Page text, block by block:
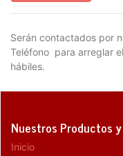
Serán contactados por
Teléfono para arreglar
hábiles.
Nuestros Productos
Inicio